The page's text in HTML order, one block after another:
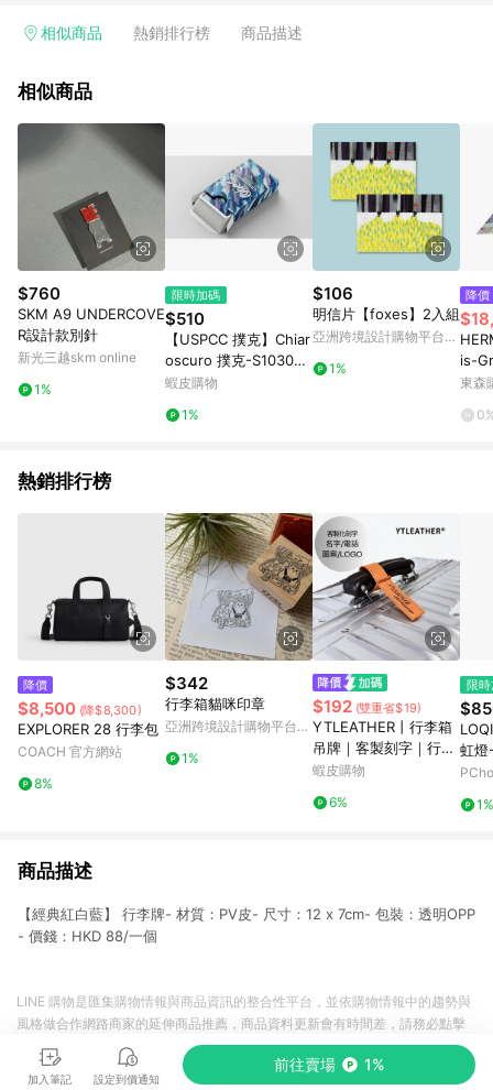
回饋訂單不得享有 Pinkoi 站方優惠，例如首購優惠，P coins，
行為，不具贈點資格，部分退款不在此限。 6. APP 請更新至
貨後 45 天後發送。 8. 群眾募資商品，禮物卡，開館保證金，補
運費，攤位費等不具贈點資格。 9. LINE 購物站上之商品規格、
顏色、價位、贈品如與 Pinkoi 商品資訊頁及購物車不符，以
Pinkoi 購物商品資訊頁及購物車標示為準。 10. 點數紅包使用規
則請以點數紅包活動說明為準。 11. 若於 LINE 購物前往 Pinkoi
頁面後才首次下載 Pinkoi APP 並完成訂單，不符合導購資格；承
上，首次下載 Pinkoi APP 後，需透過 LINE 購物前往 Pinkoi 頁
面，方享導購資格。
相似商品 熱銷排行榜 商品描述
相似商品
$760
SKM A9 UNDERCOVE
R設計款別針
新光三越skm online
1%
限時加碼
$510
【USPCC 撲克】Chiar
oscuro 撲克-S103050
386
蝦皮購物
1%
$106
明信片【foxes】2入組
亞洲跨境設計購物平台
1%
降價
is-
對)(
東森
熱銷排行榜
降價
$8,500 (降$8,300)
EXPLORER 28 行李包
COACH 官方網站
8%
$342
行李箱貓咪印章
亞洲跨境設計購物平台
1%
$192 (雙重省$19)
YTLEATHER丨行李箱
吊牌｜客製刻字｜行李
箱飄帶丨客製化行李飄
行小物丨行李帶丨行李
蝦皮購物
6%
限
虹
1%
商品描述
【經典紅白藍】 行李牌- 材質：PV皮- 尺寸：12 x 7cm- 包裝：透明OPP
- 價錢：HKD 88/一個
加入筆記 設定到價通知
前往賣場 1%
LINE 購物是匯集購物情報與商品資訊的整合性平台，並依購物情報中的趨勢與
風格做合作網路商家的延伸商品推薦，商品資料更新會有時間差，請務必點擊
商品至各合作網路商家，確認現售價與購物條件，一切資訊以合作廠商網頁為
準。